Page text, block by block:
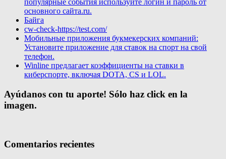
популярные события используйте логин и пароль от
основного сайта.ru.
Байга
cw-check-https://test.com/
Мобильные приложения букмекерских компаний:
Установите приложение для ставок на спорт на свой
телефон.
Winline предлагает коэффициенты на ставки в
киберспорте, включая DOTA, CS и LOL.
Ayúdanos con tu aporte! Sólo haz click en la
imagen.
Comentarios recientes